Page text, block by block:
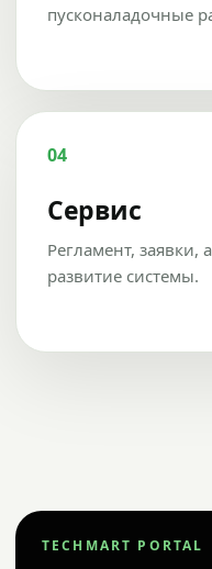
пусконаладочные
04
Сервис
Регламент, заявки,
развитие системы.
TECHMART PORTAL